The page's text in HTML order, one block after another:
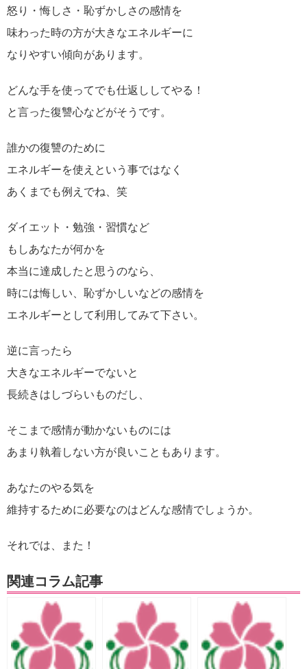
怒り・悔しさ・恥ずかしさの感情を
味わった時の方が大きなエネルギーに
なりやすい傾向があります。
どんな手を使ってでも仕返ししてやる！
と言った復讐心などがそうです。
誰かの復讐のために
エネルギーを使えという事ではなく
あくまでも例えでね、笑
ダイエット・勉強・習慣など
もしあなたが何かを
本当に達成したと思うのなら、
時には悔しい、恥ずかしいなどの感情を
エネルギーとして利用してみて下さい。
逆に言ったら
大きなエネルギーでないと
長続きはしづらいものだし、
そこまで感情が動かないものには
あまり執着しない方が良いこともあります。
あなたのやる気を
維持するために必要なのはどんな感情でしょうか。
それでは、また！
関連コラム記事